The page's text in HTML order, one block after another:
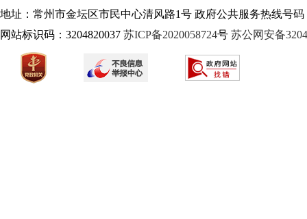
地址：常州市金坛区市民中心清风路1号 政府公共服务热线号码
网站标识码：3204820037 苏ICP备2020058724号 苏公网安备